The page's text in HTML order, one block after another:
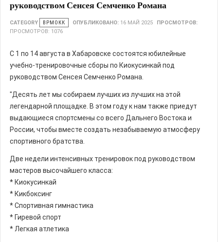
руководством Сенсея Семченко Романа
CATEGORY ВРМОКК ОПУБЛИКОВАНО: 16 МАЙ 2025
ПРОСМОТРОВ:
ПРОСМОТРОВ: 1076
С 1 по 14 августа в Хабаровске состоятся юбилейные
учебно-тренировочные сборы по Киокусинкай под
руководством Сенсея Семченко Романа.
"Десять лет мы собираем лучших из лучших на этой
легендарной площадке. В этом году к нам также приедут
выдающиеся спортсмены со всего Дальнего Востока и
России, чтобы вместе создать незабываемую атмосферу
спортивного братства.
Две недели интенсивных тренировок под руководством
мастеров высочайшего класса:
* Киокусинкай
* Кикбоксинг
* Спортивная гимнастика
* Гиревой спорт
* Легкая атлетика